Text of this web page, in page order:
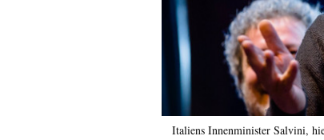
Italiens Innenminister Salvini,